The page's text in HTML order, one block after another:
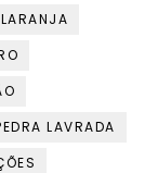
LAVRADA